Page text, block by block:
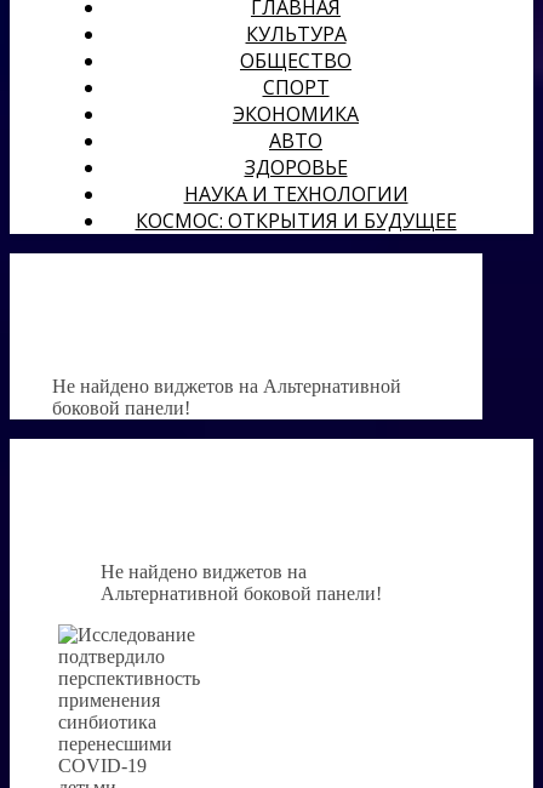
ГЛАВНАЯ
КУЛЬТУРА
ОБЩЕСТВО
СПОРТ
ЭКОНОМИКА
АВТО
ЗДОРОВЬЕ
НАУКА И ТЕХНОЛОГИИ
КОСМОС: ОТКРЫТИЯ И БУДУЩЕЕ
Не найдено виджетов на Альтернативной
боковой панели!
Не найдено виджетов на
Альтернативной боковой панели!